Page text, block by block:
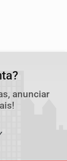
anunciar